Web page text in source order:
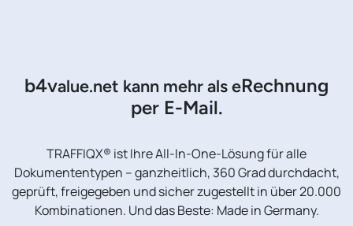
b4value.net kann mehr als eRechnung
per E-Mail.
TRAFFIQX® ist Ihre All-In-One-Lösung für alle
Dokumententypen – ganzheitlich, 360 Grad durchdacht,
geprüft, freigegeben und sicher zugestellt in über 20.000
Kombinationen. Und das Beste: Made in Germany.